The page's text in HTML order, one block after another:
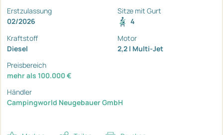
Erstzulassung
02/2026
Sitze mit Gurt
4
Kraftstoff
Diesel
Motor
2,2 l Multi-Jet
Preisbereich
mehr als 100.000 €
Händler
Campingworld Neugebauer GmbH